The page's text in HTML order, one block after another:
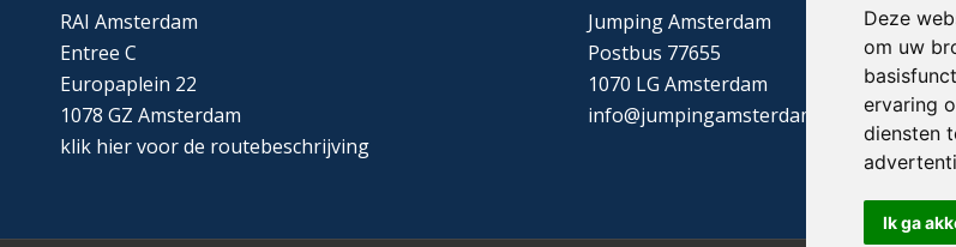
Deze
om uw
ervaring
diensten
Ik ga
RAI Amsterdam
Entree C
Europaplein 22
1078 GZ Amsterdam
klik hiervoor de routebeschrijving
Jumping Amsterdam
Postbus 77655
1070 LG Amsterdam
info@jumpingamsterdam.nl